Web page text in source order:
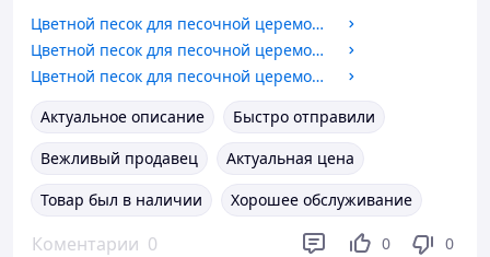
Цветной песок для песочной церемонии
Цветной песок для песочной церемонии
Цветной песок для песочной церемонии
Актуальное описание
Быстро отправили
Вежливый продавец
Актуальная цена
Товар был в наличии
Хорошее обслуживание
Коментарии 0 0 0